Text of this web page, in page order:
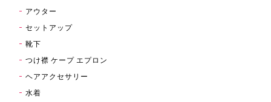
アウター
セットアップ
靴下
つけ襟 ケープ エプロン
ヘアアクセサリー
水着